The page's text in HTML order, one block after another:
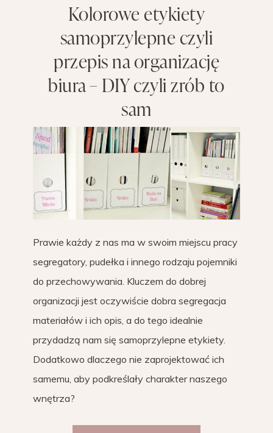
Kolorowe etykiety
samoprzylepne czyli
przepis na organizację
biura – DIY czyli zrób to
sam
Prawie każdy z nas ma w swoim miejscu pracy
segregatory, pudełka i innego rodzaju pojemniki
do przechowywania. Kluczem do dobrej
organizacji jest oczywiście dobra segregacja
materiałów i ich opis, a do tego idealnie
przydadzą nam się samoprzylepne etykiety.
Dodatkowo dlaczego nie zaprojektować ich
samemu, aby podkreślały charakter naszego
wnętrza?